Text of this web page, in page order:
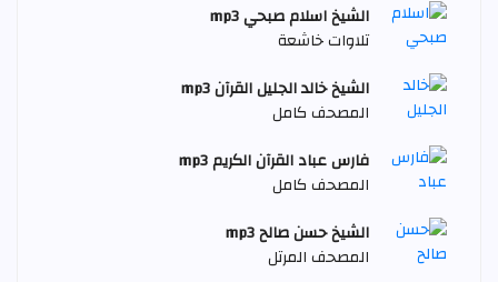
الشيخ اسلام صبحي mp3
تلاوات خاشعة
الشيخ خالد الجليل القرآن mp3
المصحف كامل
فارس عباد القرآن الكريم mp3
المصحف كامل
الشيخ حسن صالح mp3
المصحف المرتل